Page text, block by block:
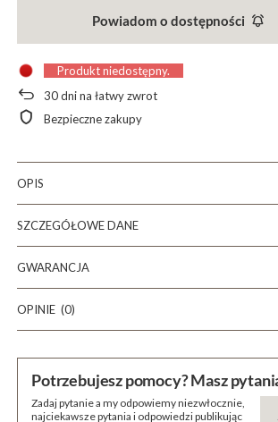
Powiadom o dostępności
Produkt niedostępny
30dni na łatwy zwrot
Bezpieczne zakupy
OPIS
SZCZEGÓŁOWE DANE
GWARANCJA
OPINIE (0)
Potrzebujesz pomocy? Masz
Zadaj pytanie a my odpowiemy niezwłocznie,
najciekawsze pytania i odpowiedzi publikując